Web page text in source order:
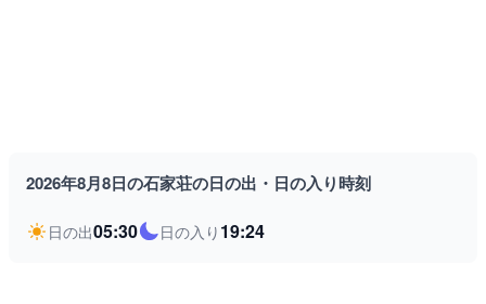
2026年8月8日の石家荘の日の出・日の入り時刻
日の出05:30 日の入り 19:24